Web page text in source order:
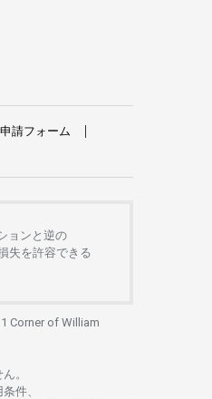
請フォーム
ョンと 逆の
失を許容できる
Corner of William
。
件、